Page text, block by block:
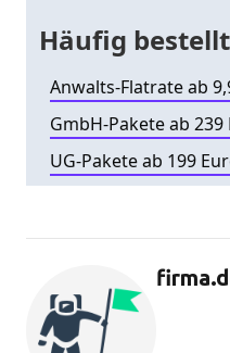
Häufig bestellt
Anwalts-Flatrate ab
GmbH-Pakete ab 239
UG-Pakete ab 199